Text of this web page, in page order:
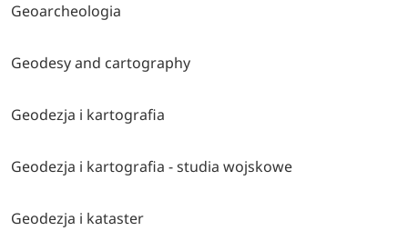
Geoarcheologia
Geodesy and cartography
Geodezja i kartografia
Geodezja i kartografia - studia wojskowe
Geodezja i kataster